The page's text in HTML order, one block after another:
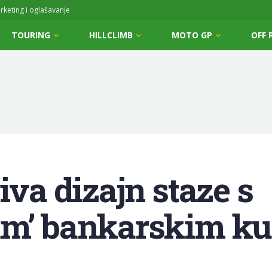
i oglašavanje
TOURING HILLCLIMB MOTO GP OFF
dizajn staze s
bankarskim